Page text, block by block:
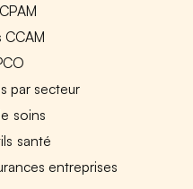
CCAM
par secteur
soins
santé
entreprises